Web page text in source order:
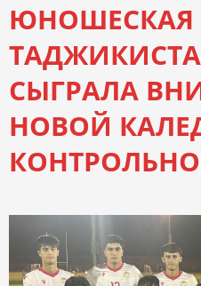
ЮНОШЕСКАЯ
СЫГРАЛА
НОВОЙ